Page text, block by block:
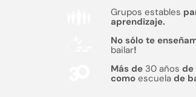
Grupos estables
aprendizaje.
No sólo te
bailar!
Más de 30 años de
como escuelade